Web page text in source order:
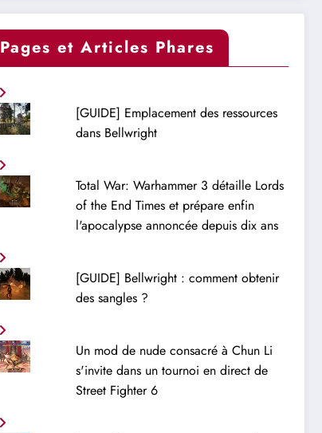
Pages et Articles Phares
[GUIDE] Emplacement des ressources
dans Bellwright
Total War: Warhammer 3 détaille Lords
of the End Times et prépare enfin
l'apocalypse annoncée depuis dix ans
[GUIDE] Bellwright : comment obtenir
des sangles ?
Un mod de nude consacré à Chun Li
s'invite dans un tournoi en direct de
Street Fighter 6